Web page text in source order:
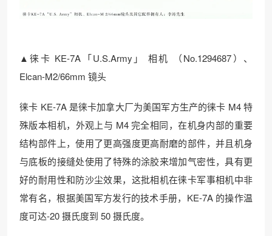
▲徕卡 KE-7A「U.S.Army」 相机 （No.1294687）、
Elcan-M2/66mm 镜头
徕卡 KE-7A 是徕卡加拿大厂为美国军方生产的徕卡 M4 特
殊版本相机，外观上与 M4 完全相同，在机身内部的重要
结构部件上，使用了更高强度更高耐磨的部件，并且机身
与底板的接缝处使用了特殊的涂胶来增加气密性，具有更
好的耐用性和防沙尘效果，这批相机在徕卡军事相机中非
常有名，根据美国军方发行的技术手册，KE-7A 的操作温
度可达-20 摄氏度到 50 摄氏度。